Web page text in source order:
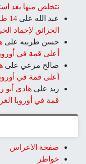
نتخلص منها بعد
عبد الله على
الحرائق لإخماد
حسن طربيه على
أعلى قمة في
صالح مرعي على
أعلى قمة في
زيد على هادي أبو
قمة في أوروبا
صفحة الاعراس
خواطر